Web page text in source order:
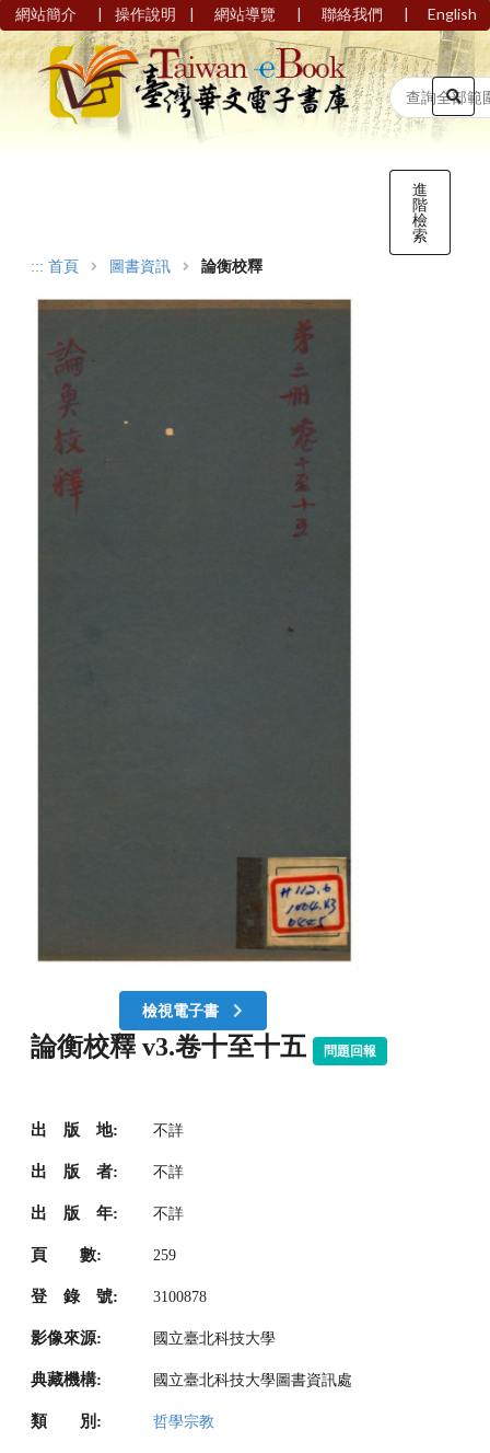
網站簡介 | 操作說明 | 網站導覽 | 聯絡我們 | English
進
階
檢
索
::: 首頁 圖書資訊 論衡校釋
檢視電子書
論衡校釋 v3.卷十至十五 問題回報
出 版 地: 不詳
出 版 者: 不詳
出 版 年: 不詳
頁 數: 259
登 錄 號: 3100878
影像來源: 國立臺北科技大學
典藏機構: 國立臺北科技大學圖書資訊處
類 別: 哲學宗教